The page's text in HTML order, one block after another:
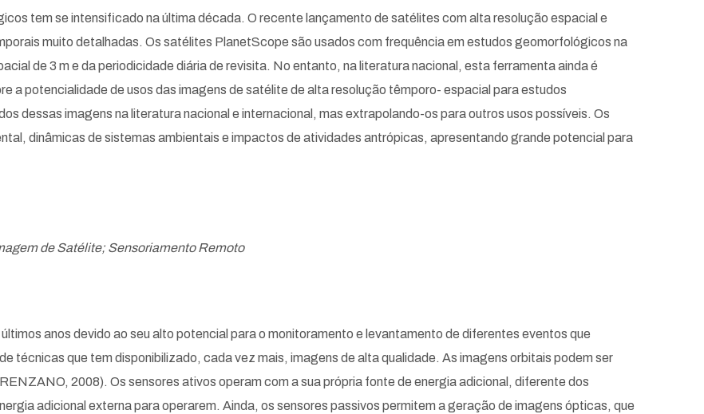
tem se intensificado na última década. O recente lançamento de satélites com alta resolução espacial e
muito detalhadas. Os satélites PlanetScope são usados com frequência em estudos geomorfológicos na
de 3 m e da periodicidade diária de revisita. No entanto, na literatura nacional, esta ferramenta ainda é
a potencialidade de usos das imagens de satélite de alta resolução têmporo- espacial para estudos
dessas imagens na literatura nacional e internacional, mas extrapolando-os para outros usos possíveis. Os
dinâmicas de sistemas ambientais e impactos de atividades antrópicas, apresentando grande potencial para
de Satélite; Sensoriamento Remoto
anos devido ao seu alto potencial para o monitoramento e levantamento de diferentes eventos que
técnicas que tem disponibilizado, cada vez mais, imagens de alta qualidade. As imagens orbitais podem ser
2008). Os sensores ativos operam com a sua própria fonte de energia adicional, diferente dos
adicional externa para operarem. Ainda, os sensores passivos permitem a geração de imagens ópticas, que